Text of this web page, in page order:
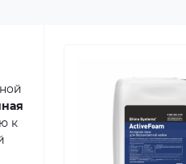
к